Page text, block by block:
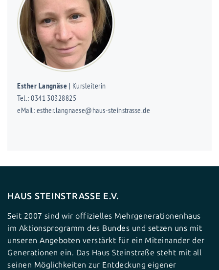
Esther Langnäse | Kursleiterin
Tel.: 0341 30328825
eMail: esther.langnaese@haus-steinstrasse.de
HAUS STEINSTRASSE E.V.
Seit 2007 sind wir offizielles Mehrgenerationenhaus
im Aktionsprogramm des Bundes und setzen uns mit
unseren Angeboten verstärkt für ein Miteinander der
Generationen ein. Das Haus Steinstraße steht mit all
seinen Möglichkeiten zur Entdeckung eigener